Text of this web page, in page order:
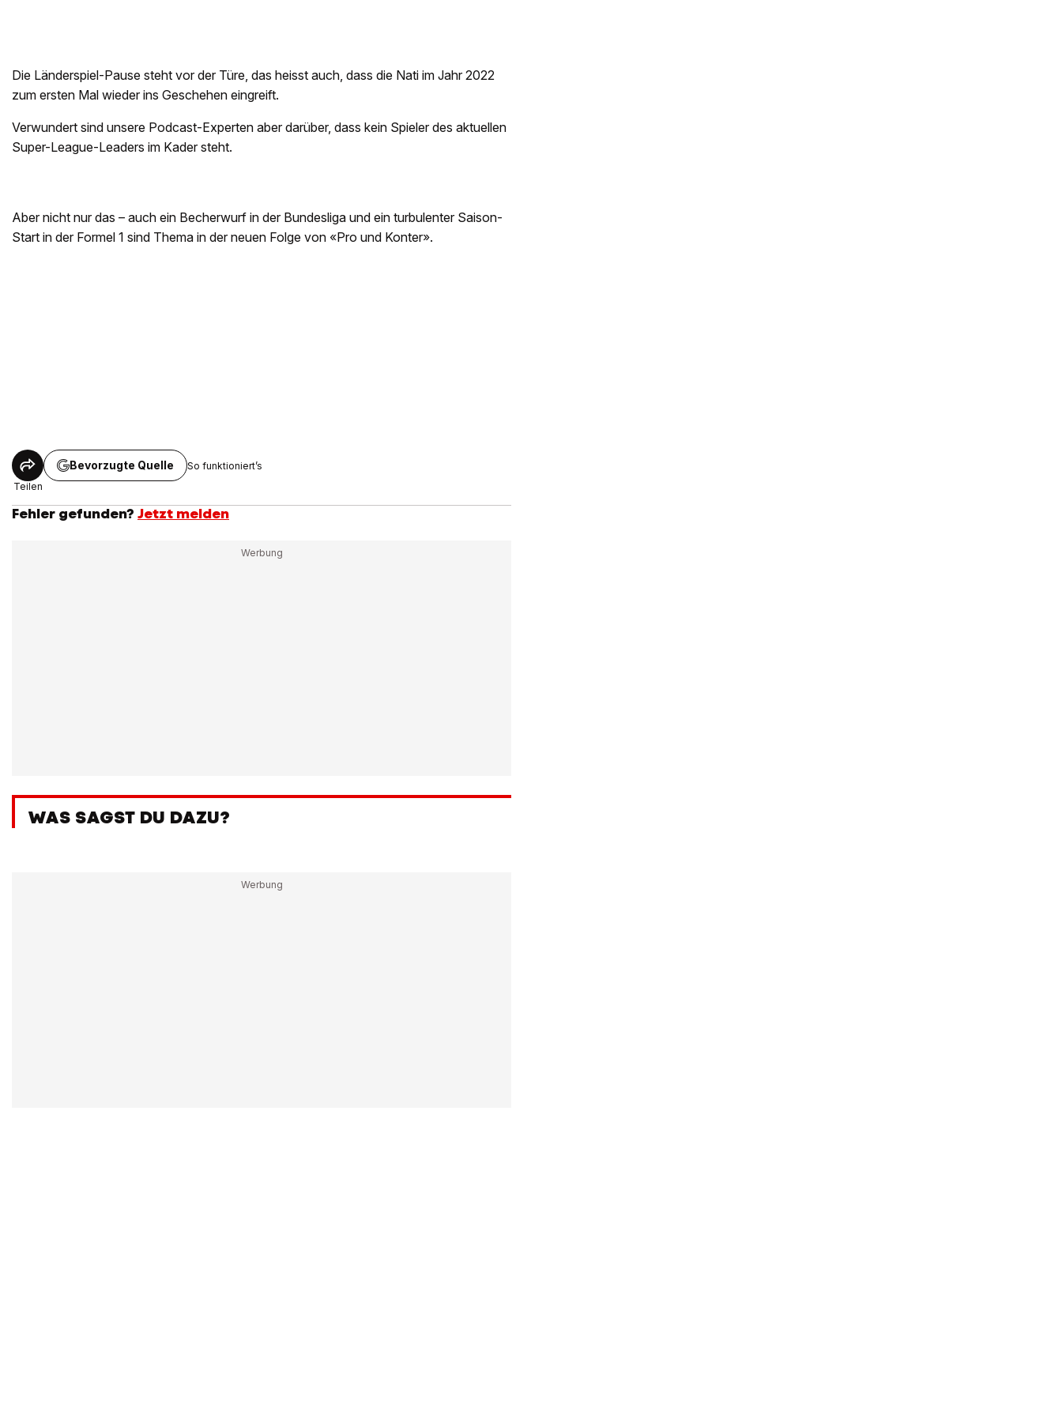
Die Länderspiel-Pause steht vor der Türe, das heisst auch, dass die Nati im Jahr 2022
zum ersten Mal wieder ins Geschehen eingreift.
Verwundert sind unsere Podcast-Experten aber darüber, dass kein Spieler des aktuellen
Super-League-Leaders im Kader steht.
Aber nicht nur das – auch ein Becherwurf in der Bundesliga und ein turbulenter Saison-
Start in der Formel 1 sind Thema in der neuen Folge von «Pro und Konter».
Teilen
Bevorzugte Quelle So funktioniert’s
Fehler gefunden? Jetzt melden
WAS SAGST DU DAZU?